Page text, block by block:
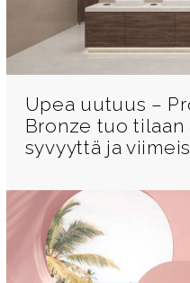
Upea uutuus –
Bronze tuo
syvyyttä ja